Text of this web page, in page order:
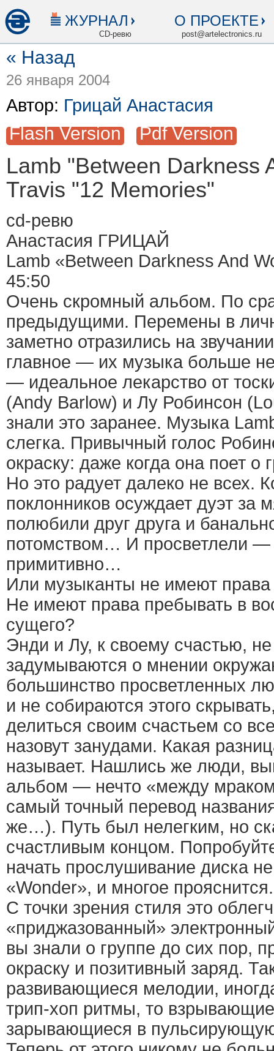
ЖУРНАЛ
CD-ревю
О ПРОЕКТЕ
post@artelectronics.ru
« Назад
26 января 2004
Автор: Грицай Анастасия
Flash Version Pdf Version
Lamb "Between Darkness
Travis "12 Memories"
сd-ревю
Анастасия ГРИЦАЙ
Lamb «Between Darkness And
45:50
Очень скромный альбом. По
предыдущими. Перемены в
заметно отразились на
главное — их музыка больше
— идеальное лекарство от
(Andy Barlow) и Лу Робинсон
знали это заранее. Музыка
слегка. Привычный голос
окраску: даже когда она поет о
Но это радует далеко не всех.
поклонников осуждает дуэт за
полюбили друг друга и
потомством… И просветлели
примитивно…
Или музыканты не имеют
Не имеют права пребывать в
сущего?
Энди и Лу, к своему счастью,
задумываются о мнении
большинство просветленных
и не собираются этого
делиться своим счастьем со
назовут занудами. Какая
называет. Нашлись же люди,
альбом — нечто «между
самый точный перевод
же…). Путь был нелегким, но
счастливым концом.
начать прослушивание диска
«Wonder», и многое прояснится.
С точки зрения стиля это
«приджазованный»
вы знали о группе до сих пор,
окраску и позитивный заряд.
развивающиеся мелодии,
трип-хоп ритмы, то
зарывающиеся в